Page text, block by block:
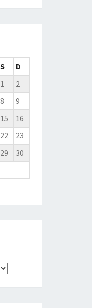
S
D
1
2
8
9
15
16
22
23
29
30